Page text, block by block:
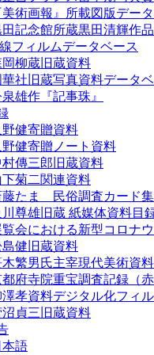
美術画報』所載図版デー
田記念館所蔵黒田清輝作
フィルムデータベース
岡柳蔵旧蔵資料
華社旧蔵写真資料データ
雄作『記事珠』
野健寄贈資料
野健寄贈ノート資料
村傳三郎旧蔵資料
下菊二関連資料
藤たま 民俗調査カード
川尊雄旧蔵 紙媒体資料目
覧会における新型コロナ
島健旧蔵資料
繁男氏主宰現代美術資
都府寺院重宝調査記録（
孝資料デジタル化フィ
沼貞三旧蔵資料
本語